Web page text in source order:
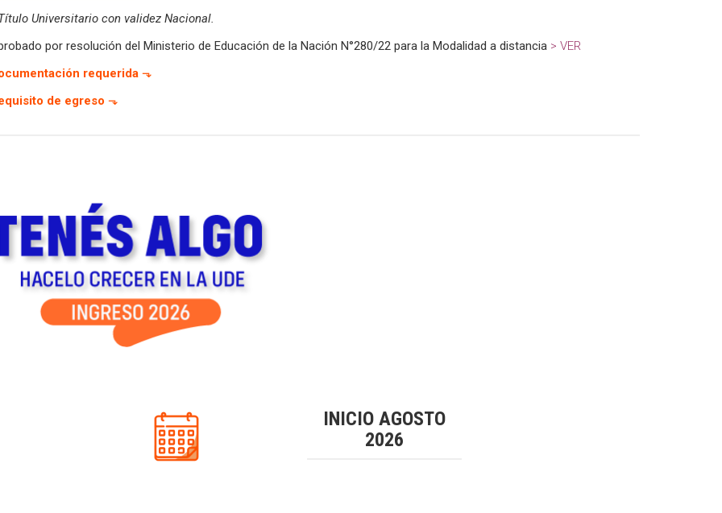
Universitario con validez Nacional.
por resolución del Ministerio de Educación de la Nación N°280/22 para la Modalidad a distancia > VER
requerida⬎
de egreso ⬎
INICIO AGOSTO
2026